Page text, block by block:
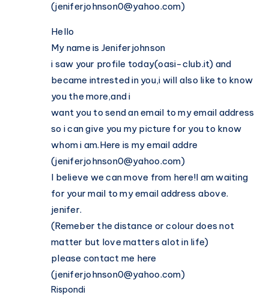
(jeniferjohnson0@yahoo.com)
Hello
My name is Jeniferjohnson
i saw your profile today(oasi-club.it) and
became intrested in you,i will also like to know
you the more,and i
want you to send an email to my email address
so i can give you my picture for you to know
whom i am.Here is my email addre
(jeniferjohnson0@yahoo.com)
I believe we can move from here!I am waiting
for your mail to my email address above.
jenifer.
(Remeber the distance or colour does not
matter but love matters alot in life)
please contact me here
(jeniferjohnson0@yahoo.com)
Rispondi